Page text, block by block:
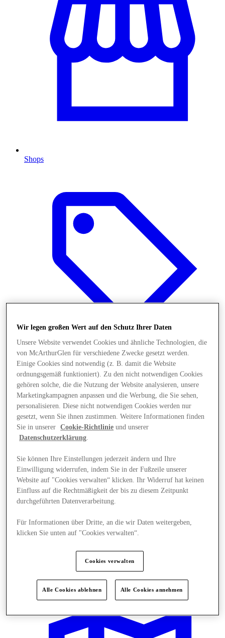
Shops
Final Sale Angebote
Wir legen großen Wert auf den Schutz Ihrer Daten
Unsere Website verwendet Cookies und ähnliche Technologien, die
von McArthurGlen für verschiedene Zwecke gesetzt werden.
Einige Cookies sind notwendig (z. B. damit die Website
ordnungsgemäß funktioniert). Zu den nicht notwendigen Cookies
gehören solche, die die Nutzung der Website analysieren, unsere
Marketingkampagnen anpassen und die Werbung, die Sie sehen,
personalisieren. Diese nicht notwendigen Cookies werden nur
gesetzt, wenn Sie ihnen zustimmen. Weitere Informationen finden
Sie in unserer
Cookie-Richtlinie und unserer
Datenschutzerklärung.
Sie können Ihre Einstellungen jederzeit ändern und Ihre
Einwilligung widerrufen, indem Sie in der Fußzeile unserer
Website auf "Cookies verwalten“ klicken. Ihr Widerruf hat keinen
Einfluss auf die Rechtmäßigkeit der bis zu diesem Zeitpunkt
durchgeführten Datenverarbeitung.
Für Informationen über Dritte, an die wir Daten weitergeben,
klicken Sie unten auf "Cookies verwalten“.
Cookies verwalten
Alle Cookies ablehnen Alle Cookies annehmen